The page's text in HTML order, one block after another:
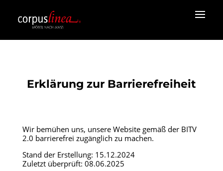
Erklärung zur Barrierefreiheit
Wir bemühen uns, unsere Website gemäß der BITV
2.0 barrierefrei zugänglich zu machen.
Stand der Erstellung: 15.12.2024
Zuletzt überprüft: 08.06.2025